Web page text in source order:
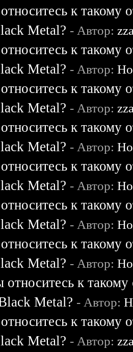
к такому
Metal? - Автор:
к такому
Metal? - Автор:
к такому
Metal? - Автор:
к такому
Metal? - Автор:
к такому
Metal? - Автор:
к такому
Metal? - Автор:
к такому
Metal? - Автор:
к
Metal? - Автор:
к такому
Metal? - Автор: